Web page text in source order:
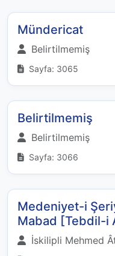
Mündericat
Belirtilmemiş
Sayfa: 3065
Belirtilmemiş
Belirtilmemiş
Sayfa: 3066
Medeniyet-i
Mabad [Tebdil-i
İskilipli Mehmed